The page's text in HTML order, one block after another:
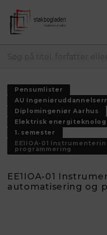
Pensumlister
AU
Diplomingeniør Aarhus
Elektrisk
1. semester
EE1IOA-01
programmering
EE1IOA-01
automatisering og